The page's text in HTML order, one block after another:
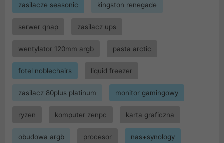
zasilacze seasonic kingston renegade
serwer qnap zasilacz ups
wentylator 120mm argb pasta arctic
fotel noblechairs liquid freezer
zasilacz 80plus platinum monitor gamingowy
ryzen komputer zenpc karta graficzna
obudowa argb procesor nas+synology